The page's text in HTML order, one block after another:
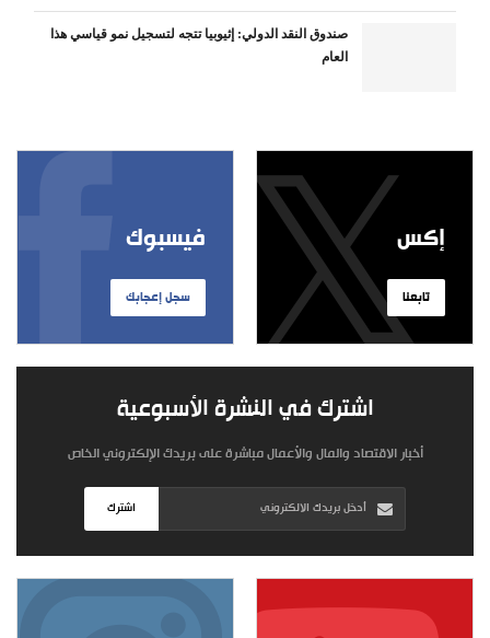
صندوق النقد الدولي: إثيوبيا تتجه لتسجيل نمو قياسي هذا
العام
فيسبوك
سجل إعجابك
إكس
تابعنا
اشترك في النشرة الأسبوعية
أخبار الاقتصاد والمال والأعمال مباشرة على بريدك الإلكتروني الخاص
اشترك